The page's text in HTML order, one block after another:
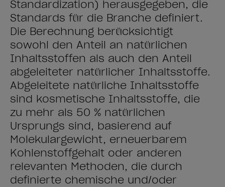
Standardization) herausgegeben, die
Standards für die Branche definiert.
Die Berechnung berücksichtigt
sowohl den Anteil an natürlichen
Inhaltsstoffen als auch den Anteil
abgeleiteter natürlicher Inhaltsstoffe.
Abgeleitete natürliche Inhaltsstoffe
sind kosmetische Inhaltsstoffe, die
zu mehr als 50 % natürlichen
Ursprungs sind, basierend auf
Molekulargewicht, erneuerbarem
Kohlenstoffgehalt oder anderen
relevanten Methoden, die durch
definierte chemische und/oder